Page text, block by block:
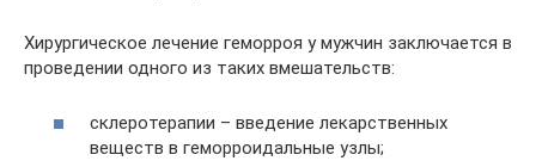
Хирургическое лечение геморроя у мужчин заключается в
проведении одного из таких вмешательств:
склеротерапии – введение лекарственных
веществ в геморроидальные узлы;